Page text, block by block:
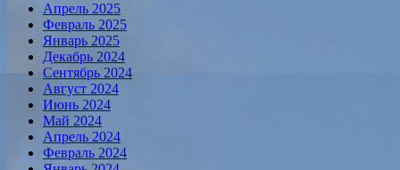
Апрель 2025
Февраль 2025
Январь 2025
Декабрь 2024
Сентябрь 2024
Август 2024
Июнь 2024
Май 2024
Апрель 2024
Февраль 2024